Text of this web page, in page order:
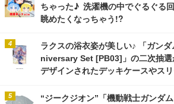
ちゃった♪ 洗濯機の中でぐるぐる
眺めたくなっちゃう!?
ラクスの浴衣姿が美しい♪ 「ガン
niversary Set [PB03]」の二次抽選
デザインされたデッキケースやス
“ジークジオン”「機動戦士ガンダ